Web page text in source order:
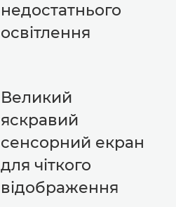
недостатнього
освітлення
Великий
яскравий
сенсорний екран
для чіткого
відображення